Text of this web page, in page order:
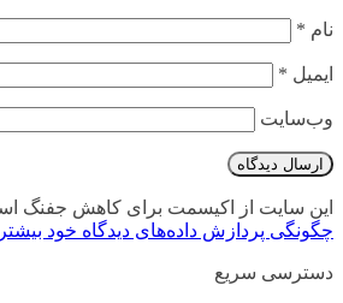
نام *
ایمیل *
وب‌سایت
این سایت از اکیسمت برای کاهش جفنگ
چگونگی پردازش داده‌های دیدگاه خود بیشتر
دسترسی سریع